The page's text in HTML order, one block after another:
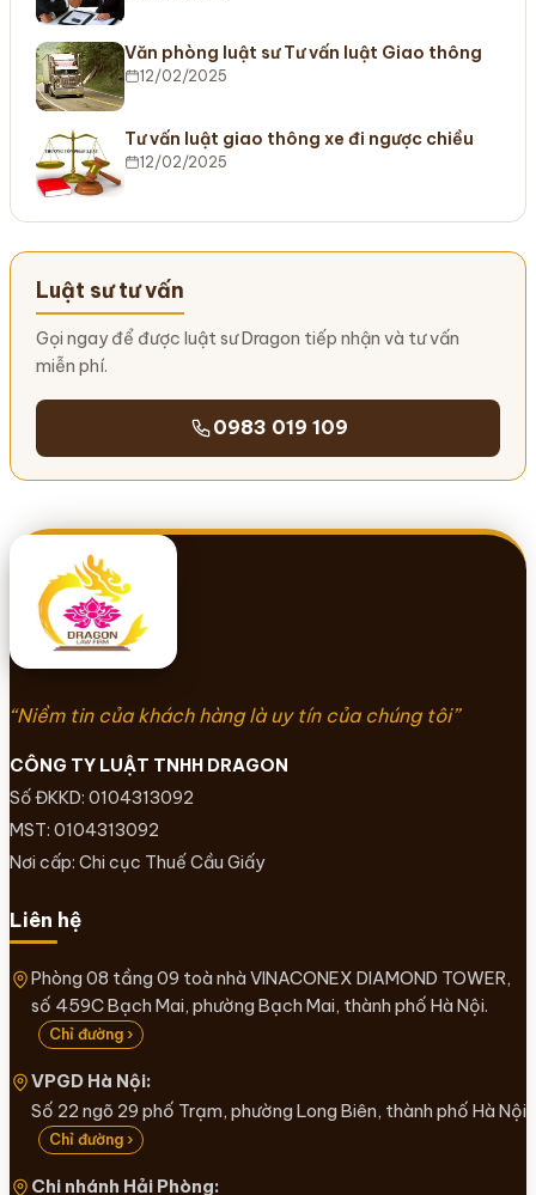
Văn phòng luật sư Tư vấn luật Giao thông
12/02/2025
Tư vấn luật giao thông xe đi ngược chiều
12/02/2025
Luật sư tư vấn
Gọi ngay để được luật sư Dragon tiếp nhận và tư vấn
miễn phí.
0983 019 109
“Niềm tin của khách hàng là uy tín của chúng tôi”
CÔNG TY LUẬT TNHH DRAGON
Số ĐKKD: 0104313092
MST: 0104313092
Nơi cấp: Chi cục Thuế Cầu Giấy
Liên hệ
Phòng 08 tầng 09 toà nhà VINACONEX DIAMOND TOWER,
số 459C Bạch Mai, phường Bạch Mai, thành phố Hà Nội.
Chỉ đường ›
VPGD Hà Nội:
Số 22 ngõ 29 phố Trạm, phường Long Biên, thành phố Hà Nội
Chỉ đường ›
Chi nhánh Hải Phòng: